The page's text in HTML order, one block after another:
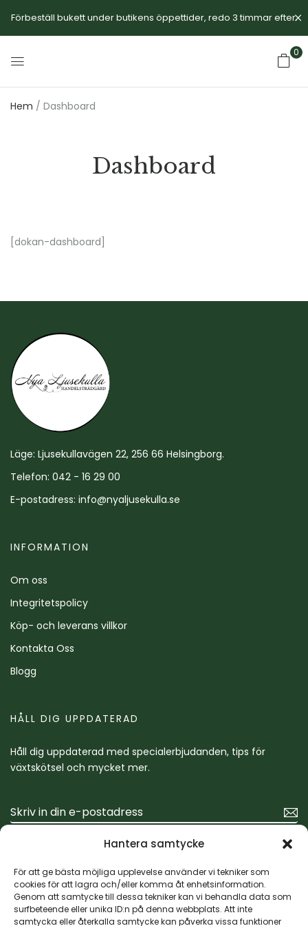
Hantera samtycke
För att ge bästa möjliga upplevelse använder vi tekniker som
cookies för att lagra och/eller komma åt enhetsinformation.
Genom att samtycke till dessa tekniker kan vi behandla data som
surfbeteende eller unika ID:n på denna webbplats. Att inte
samtycka eller återkalla samtycke kan påverka vissa funktioner
Förbeställ bukett under butikens öppettider, redo 3 timmar efter.
0
Hem / Dashboard
Dashboard
[dokan-dashboard]
Läge: Ljusekullavägen 22, 256 66 Helsingborg.
Telefon: 042 - 16 29 00
E-postadress: info@nyaljusekulla.se
INFORMATION
Om oss
Integritetspolicy
Köp- och leverans villkor
Kontakta Oss
Blogg
HÅLL DIG UPPDATERAD
Håll dig uppdaterad med specialerbjudanden, tips för
växtskötsel och mycket mer.